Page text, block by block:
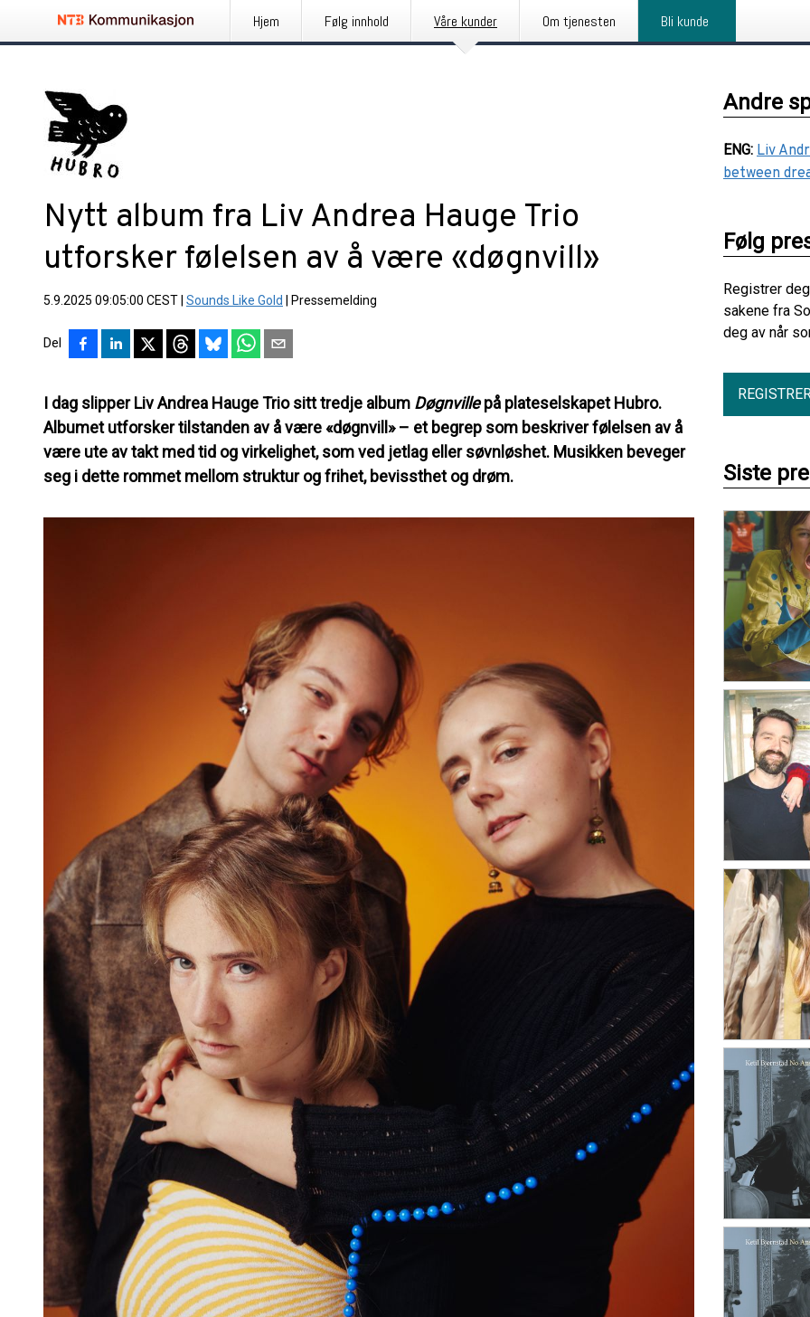
Hjem Følg innhold Våre kunder Om tjenesten Bli kunde
Nytt album fra Liv Andrea Hauge Trio
utforsker følelsen av å være «døgnvill»
5.9.2025 09:05:00 CEST Sounds Like Gold Pressemelding
Del
I dag slipperLiv Andrea Hauge Triositt tredje album Døgnvillepå plateselskapetHubro.
Albumet utforsker tilstanden av å være «døgnvill» – et begrep som beskriver følelsen av å
være ute av takt med tid og virkelighet, som ved jetlag eller søvnløshet. Musikken beveger
seg i dette rommet mellom struktur og frihet, bevissthet og drøm.
Andre
ENG: Liv
between
Følg
Registrer
sakene fra
deg av når
Siste